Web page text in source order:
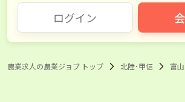
ログイン
農業求人の農業ジョブ トップ 北陸･甲信 富